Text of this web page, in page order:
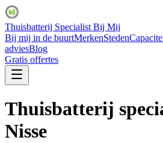
Thuisbatterij Specialist Bij Mij
Bij mij in de buurtMerkenSteden
adviesBlog
Gratis offertes
Thuisbatterij
Nisse